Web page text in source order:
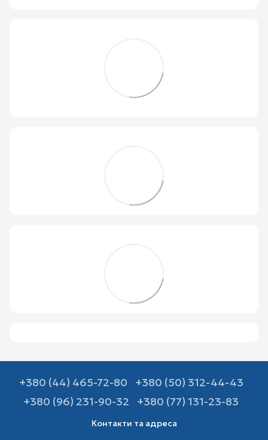
+380 (44) 465-72-80
+380 (50) 312-44-43
+380 (96) 231-90-32
+380 (77) 131-23-83
Контакти та адреса